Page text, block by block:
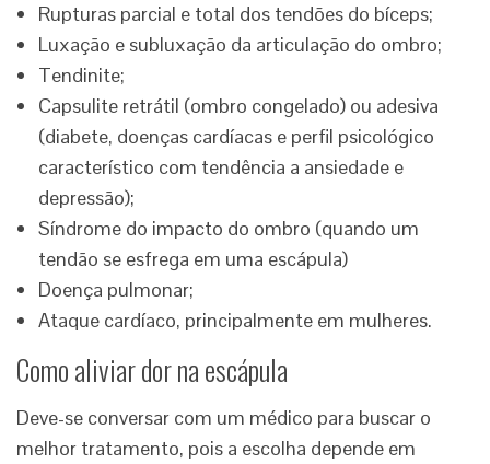
Rupturas parcial e total dos tendões do bíceps;
Luxação e subluxação da articulação do ombro;
Tendinite;
Capsulite retrátil (ombro congelado) ou adesiva
(diabete, doenças cardíacas e perfil psicológico
característico com tendência a ansiedade e
depressão);
Síndrome do impacto do ombro (quando um
tendão se esfrega em uma escápula)
Doença pulmonar;
Ataque cardíaco, principalmente em mulheres.
Como aliviar dor na escápula
Deve-se conversar com um médico para buscar o
melhor tratamento, pois a escolha depende em